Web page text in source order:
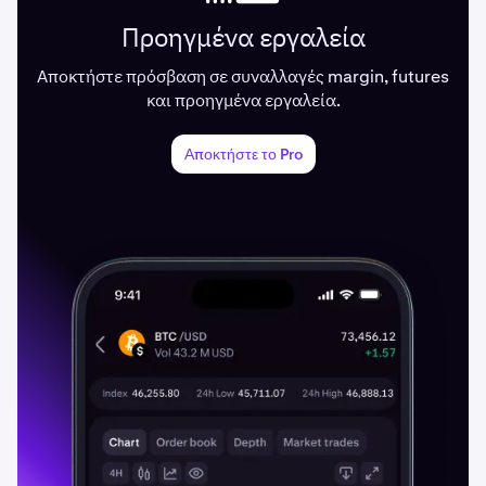
Προηγμένα εργαλεία
Αποκτήστε πρόσβαση σε συναλλαγές margin, futures
και προηγμένα εργαλεία.
Αποκτήστε το Pro